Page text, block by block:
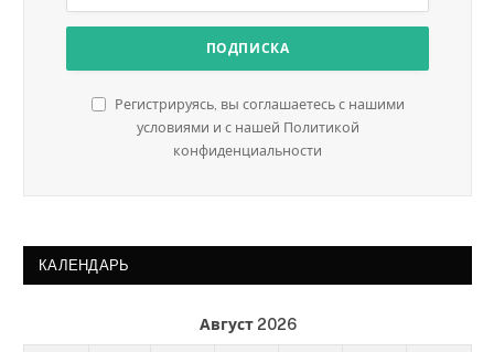
Регистрируясь, вы соглашаетесь с нашими
условиями и с нашей Политикой
конфиденциальности
КАЛЕНДАРЬ
Август 2026